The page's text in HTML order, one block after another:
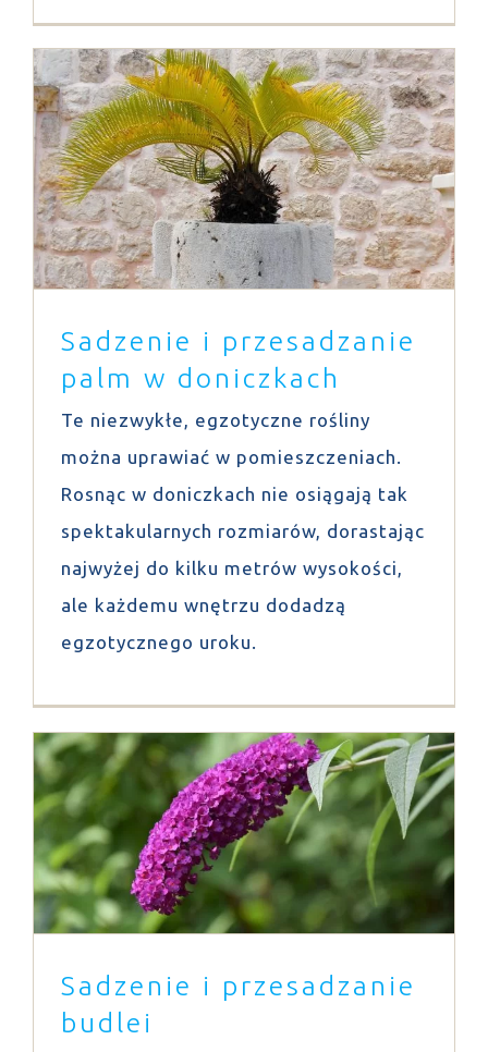
Sadzenie i przesadzanie palm w
doniczkach
Porady
Sadzenie i przesadzanie
palm w doniczkach
Te niezwykłe, egzotyczne rośliny
można uprawiać w pomieszczeniach.
Rosnąc w doniczkach nie osiągają tak
spektakularnych rozmiarów, dorastając
najwyżej do kilku metrów wysokości,
ale każdemu wnętrzu dodadzą
egzotycznego uroku.
Sadzenie i przesadzanie budlei
Porady
Sadzenie i przesadzanie
budlei